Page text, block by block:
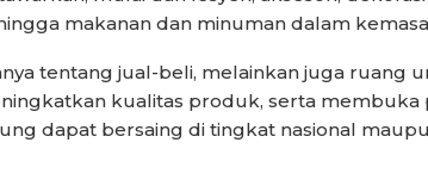
makanan dan minuman dalam
tentang jual-beli, melainkan juga ruang
kualitas produk, serta membuka
dapat bersaing di tingkat nasional